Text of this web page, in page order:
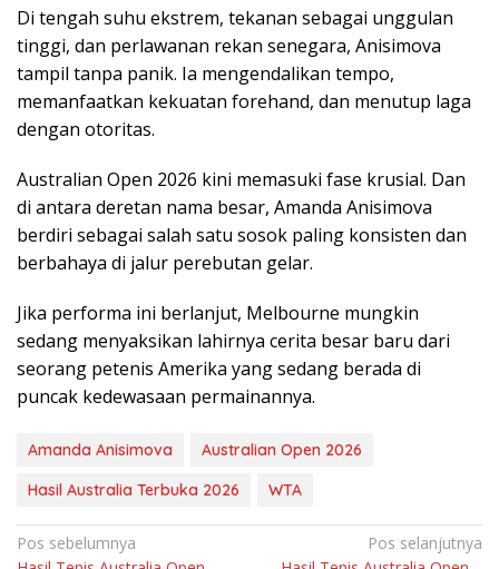
Di tengah suhu ekstrem, tekanan sebagai unggulan
tinggi, dan perlawanan rekan senegara, Anisimova
tampil tanpa panik. Ia mengendalikan tempo,
memanfaatkan kekuatan forehand, dan menutup laga
dengan otoritas.
Australian Open 2026 kini memasuki fase krusial. Dan
di antara deretan nama besar, Amanda Anisimova
berdiri sebagai salah satu sosok paling konsisten dan
berbahaya di jalur perebutan gelar.
Jika performa ini berlanjut, Melbourne mungkin
sedang menyaksikan lahirnya cerita besar baru dari
seorang petenis Amerika yang sedang berada di
puncak kedewasaan permainannya.
Amanda Anisimova
Australian Open 2026
Hasil Australia Terbuka 2026
WTA
Navigasi
Pos sebelumnya
Pos selanjutnya